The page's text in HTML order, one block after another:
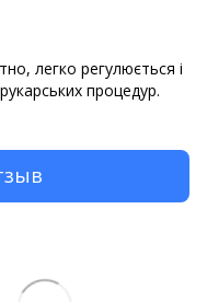
легко регулюється і
процедур.